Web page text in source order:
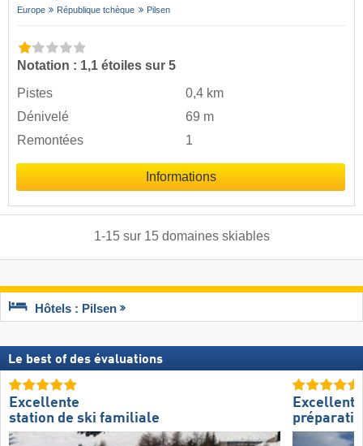
Europe République tchèque Pilsen
Notation : 1,1 étoiles sur 5
Pistes
0,4 km
Dénivelé
69 m
Remontées
1
Informations
1-15sur 15 domaines skiables
Hôtels : Pilsen
Le best of des évaluations
Excellente
station de ski familiale
Excellente